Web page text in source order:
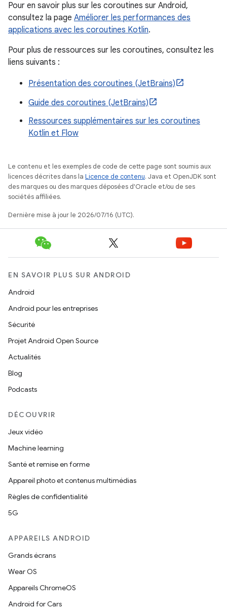
Pour en savoir plus sur les coroutines sur Android,
consultez la page Améliorer les performances des
applications avec les coroutines Kotlin.
Pour plus de ressources sur les coroutines, consultez les
liens suivants :
Présentation des coroutines (JetBrains)
Guide des coroutines (JetBrains)
Ressources supplémentaires sur les coroutines
Kotlin et Flow
Le contenu et les exemples de code de cette page sont soumis aux
licences décrites dans la Licence de contenu. Java et OpenJDK sont
des marques ou des marques déposées d'Oracle et/ou de ses
sociétés affiliées.
Dernière mise à jour le 2026/07/16 (UTC).
EN SAVOIR PLUS SUR ANDROID
Android
Android pour les entreprises
Sécurité
Projet Android Open Source
Actualités
Blog
Podcasts
DÉCOUVRIR
Jeux vidéo
Machine learning
Santé et remise en forme
Appareil photo et contenus multimédias
Règles de confidentialité
5G
APPAREILS ANDROID
Grands écrans
Wear OS
Appareils ChromeOS
Android for Cars